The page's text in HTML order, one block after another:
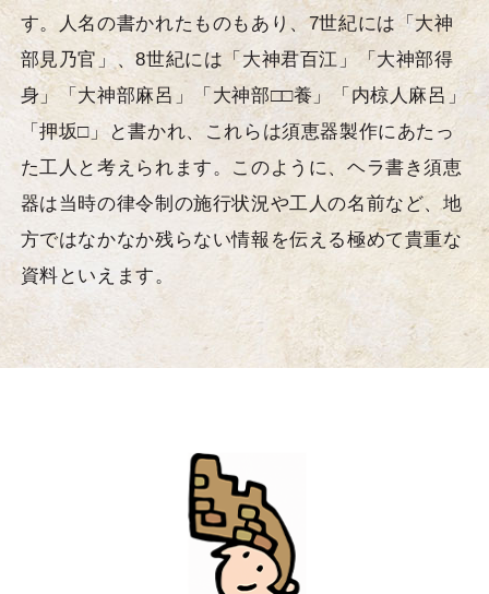
す。人名の書かれたものもあり、7世紀には「大神
部見乃官」、8世紀には「大神君百江」「大神部得
身」「大神部麻呂」「大神部□□養」「内椋人麻呂」
「押坂□」と書かれ、これらは須恵器製作にあたっ
た工人と考えられます。このように、ヘラ書き須恵
器は当時の律令制の施行状況や工人の名前など、地
方ではなかなか残らない情報を伝える極めて貴重な
資料といえます。